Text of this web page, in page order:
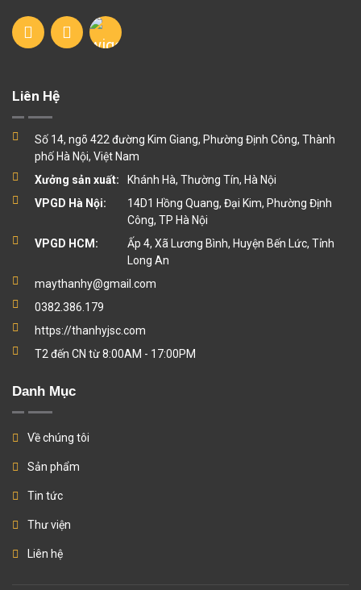
Liên Hệ
Số 14, ngõ 422 đường Kim Giang, Phường Định Công, Thành
phố Hà Nội, Việt Nam
Xưởng sản xuất:
Khánh Hà, Thường Tín, Hà Nội
VPGD Hà Nội:
14D1 Hồng Quang, Đại Kim, Phường Định
Công, TP Hà Nội
VPGD HCM:
Ấp 4, Xã Lương Bình, Huyện Bến Lức, Tỉnh
Long An
maythanhy@gmail.com
0382.386.179
https://thanhyjsc.com
T2 đến CN từ 8:00AM - 17:00PM
Danh Mục
Về chúng tôi
Sản phẩm
Tin tức
Thư viện
Liên hệ